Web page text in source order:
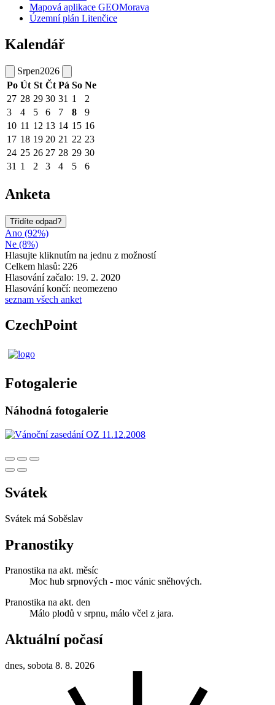
Mapová aplikace GEOMorava
Územní plán Litenčice
Kalendář
Srpen2026
Po Út St Čt Pá So Ne
27 28 29 30 31 1
2
3
4 5 6 7 8
9
10 11 12 13 14 15 16
17 18 19 20 21 22 23
24 25 26 27 28 29 30
31 1 2 3 4 5 6
Anketa
Třídíte odpad?
Ano (92%)
Ne (8%)
Hlasujte kliknutím na jednu z možností
Celkem hlasů: 226
Hlasování začalo: 19. 2. 2020
Hlasování končí: neomezeno
seznam všech anket
CzechPoint
Fotogalerie
Náhodná fotogalerie
Svátek
Svátek má Soběslav
Pranostiky
Pranostika na akt. měsíc
Moc hub srpnových - moc vánic sněhových.
Pranostika na akt. den
Málo plodů v srpnu, málo včel z jara.
Aktuální počasí
dnes, sobota 8. 8. 2026